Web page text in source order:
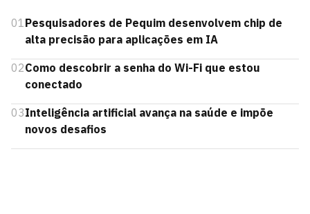
01Pesquisadores de Pequim desenvolvem chip de
alta precisão para aplicações em IA
02Como descobrir a senha do Wi-Fi que estou
conectado
03Inteligência artificial avança na saúde e impõe
novos desafios